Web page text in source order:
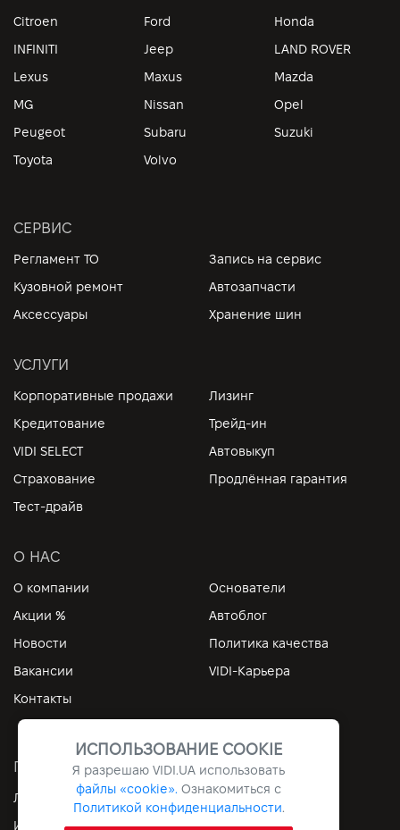
Citroen Ford
Honda
INFINITI
Jeep
LAND ROVER
Lexus
Maxus
Mazda
MG
Nissan
Opel
Peugeot
Subaru
Suzuki
Toyota
Volvo
СЕРВИС
Регламент ТО
Запись на сервис
Кузовной ремонт
Автозапчасти
Аксессуары
Хранение шин
УСЛУГИ
Корпоративные продажи
Лизинг
Кредитование
Трейд-ин
VIDI SELECT
Автовыкуп
Страхование
Продлённая гарантия
Тест-драйв
О НАС
О компании
Основатели
Акции %
Автоблог
Новости
Политика качества
Вакансии
VIDI-Карьера
Контакты
ПОЛЕЗНЫЕ ССЫЛКИ
Личный кабинет
Контакты
Информация
Архив
ИСПОЛЬЗОВАНИЕ COOKIE
Я разрешаю VIDI.UA использовать
файлы «cookie». Ознакомиться с
Политикой конфиденциальности.